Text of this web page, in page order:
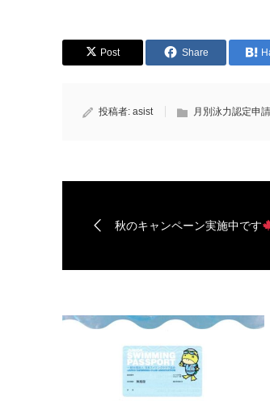
Post Share
投稿者: asist 月別泳力認定申
秋のキャンペーン実施中です